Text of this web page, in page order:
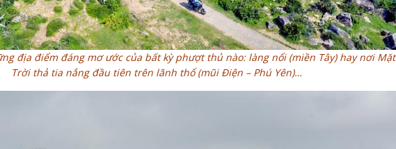
địa điểm đáng mơ ước của bất kỳ phượt thủ nào: làng nổi (miền Tây) hay nơi Mặt
Trời thả tia nắng đầu tiên trên lãnh thổ (mũi Điện – Phú Yên)…